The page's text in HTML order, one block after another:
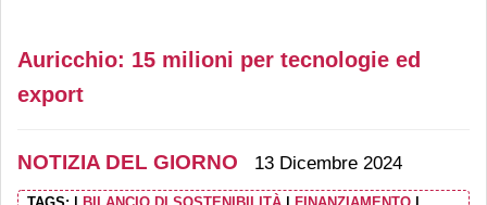
Auricchio: 15 milioni per tecnologie ed
export
NOTIZIA DEL GIORNO 13 Dicembre 2024